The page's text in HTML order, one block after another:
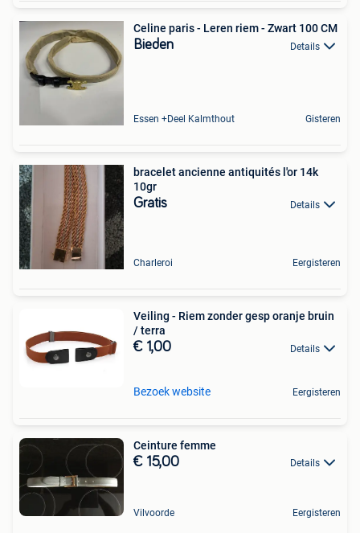
Celine paris - Leren riem - Zwart 100 CM
Bieden Details
Essen +Deel Kalmthout Gisteren
bracelet ancienne antiquités l'or 14k
10gr
Gratis Details
Charleroi Eergisteren
Veiling - Riem zonder gesp oranje bruin
/ terra
€ 1,00 Details
Bezoek website Eergisteren
Ceinture femme
€ 15,00 Details
Vilvoorde Eergisteren